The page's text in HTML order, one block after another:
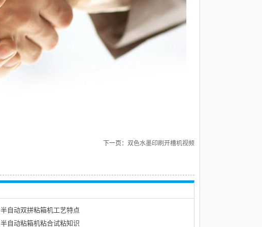
下一页： 双色水墨印刷开槽机视频
半自动双拼粘箱机工艺特点
半自动粘箱机粘合试粘知识